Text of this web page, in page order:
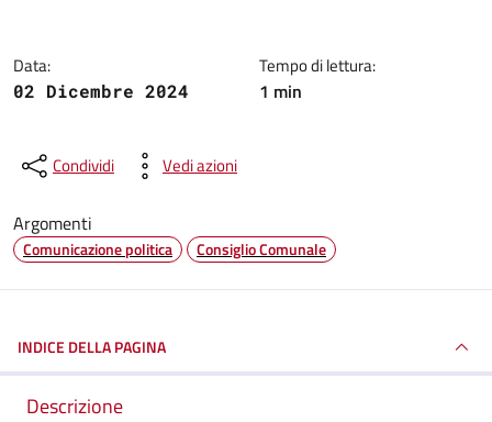
Data:
02 Dicembre 2024
Tempo di lettura:
1 min
Condividi Vedi azioni
Argomenti
Comunicazione politica Consiglio Comunale
INDICE DELLA PAGINA
Descrizione